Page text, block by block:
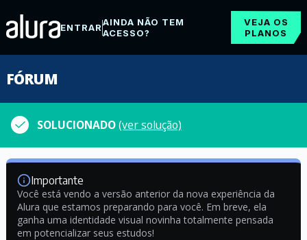
ENTRARAINDA NÃO TEM
ACESSO?
VEJA OS
PLANOS
FÓRUM
SOLUCIONADO(ver solução)
Importante
Você está vendo a versão anterior da nova experiência da
Alura que estamos preparando para você. Em breve, ela
ganha uma identidade visual novinha totalmente pensada
em potencializar seus estudos!